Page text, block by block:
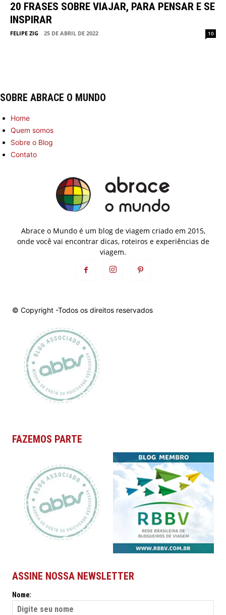
20 FRASES SOBRE VIAJAR, PARA PENSAR E SE
INSPIRAR
FELIPE ZIG - 25 DE ABRIL DE 2022 10
SOBRE ABRACE O MUNDO
Home
Quem somos
Sobre o Blog
Contato
Abrace o Mundo é um blog de viagem criado em 2015,
onde você vai encontrar dicas, roteiros e experiências de
viagem.
© Copyright -Todos os direitos reservados
FAZEMOS PARTE
ASSINE NOSSA NEWSLETTER
Nome: